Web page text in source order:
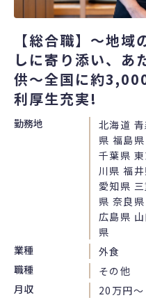
【総合職】～地域
しに寄り添い、あ
供～全国に約
利厚生充実!
勤務地
北海道
県 福島
千葉県
川県 福
愛知県
県 奈良
広島県
県
業種
外食
職種
その他
月収
20万円〜